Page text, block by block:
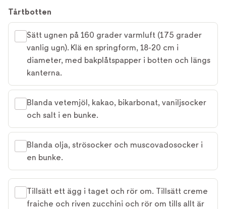
Tårtbotten
Sätt ugnen på 160 grader varmluft (175 grader
vanlig ugn). Klä en springform, 18-20 cm i
diameter, med bakplåtspapper i botten och längs
kanterna.
Blanda vetemjöl, kakao, bikarbonat, vaniljsocker
och salt i en bunke.
Blanda olja, strösocker och muscovadosocker i
en bunke.
Tillsätt ett ägg i taget och rör om. Tillsätt creme
fraiche och riven zucchini och rör om tills allt är